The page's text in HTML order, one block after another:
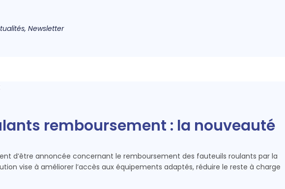
, Newsletter
remboursement : la nouveauté
d’être annoncée concernant le remboursement des fauteuils roulants par la
vise à améliorer l’accès aux équipements adaptés, réduire le reste à charge